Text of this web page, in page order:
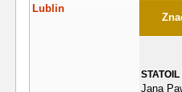
Lublin
STATOIL
Jana